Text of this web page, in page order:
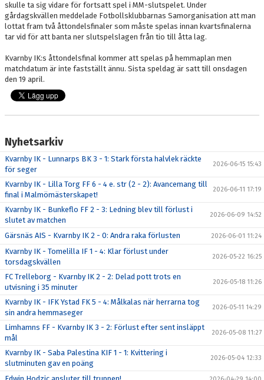
skulle ta sig vidare för fortsatt spel i MM-slutspelet. Under
gårdagskvällen meddelade Fotbollsklubbarnas Samorganisation att man
lottat fram två åttondelsfinaler som måste spelas innan kvartsfinalerna
tar vid för att banta ner slutspelslagen från tio till åtta lag.
Kvarnby IK:s åttondelsfinal kommer att spelas på hemmaplan men
matchdatum är inte fastställt ännu. Sista speldag är satt till onsdagen
den 19 april.
Nyhetsarkiv
Kvarnby IK - Lunnarps BK 3 - 1: Stark första halvlek räckte
för seger
2026-06-15 15:43
Kvarnby IK - Lilla Torg FF 6 - 4 e. str (2 - 2): Avancemang till
final i Malmömästerskapet!
2026-06-11 17:19
Kvarnby IK - Bunkeflo FF 2 - 3: Ledning blev till förlust i
slutet av matchen
2026-06-09 14:52
Gärsnäs AIS - Kvarnby IK 2 - 0: Andra raka förlusten 2026-06-01 11:24
Kvarnby IK - Tomelilla IF 1 - 4: Klar förlust under
torsdagskvällen
2026-05-22 16:25
FC Trelleborg - Kvarnby IK 2 - 2: Delad pott trots en
utvisning i 35 minuter
2026-05-18 11:26
Kvarnby IK - IFK Ystad FK 5 - 4: Målkalas när herrarna tog
sin andra hemmaseger
2026-05-11 14:29
Limhamns FF - Kvarnby IK 3 - 2: Förlust efter sent insläppt
mål
2026-05-08 11:27
Kvarnby IK - Saba Palestina KIF 1 - 1: Kvittering i
slutminuten gav en poäng
2026-05-04 12:33